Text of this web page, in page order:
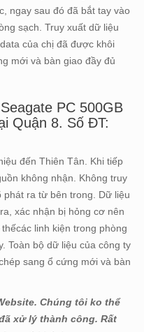
ngay sau đó đã bắt tay vào
sạch. Truy xuất dữ liệu
của chị đã được khôi
mới và bàn giao đầy đủ
PC 500GB
Quận 8. Số ĐT:
đến Thiên Tân. Khi tiếp
không nhận. Không truy
ra từ bên trong. Dữ liệu
xác nhận bị hỏng cơ nên
linh kiện trong phòng
Toàn bộ dữ liệu của công ty
sang ổ cứng mới và bàn
Chúng tôi ko thể
xử lý thành công. Rất